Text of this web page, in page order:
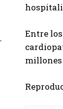
Entre
millones